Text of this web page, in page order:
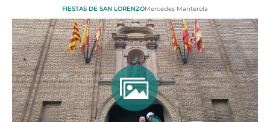
CLUB DEL AMIGO MILITANTE
INICIAR SESIÓN
FIESTAS DE SAN LORENZOMercedes Manterola